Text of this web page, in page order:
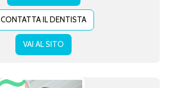
CONTATTA IL DENTISTA
VAI AL SITO